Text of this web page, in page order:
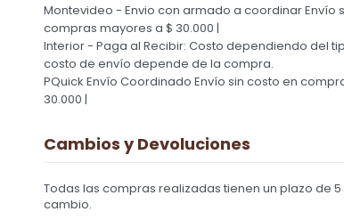
Montevideo - Envio con armado a coordinarEnvío
compras mayores a $ 30.000 |
Interior - Paga al Recibir: Costo dependiendo del
costo de envío depende de la compra.
PQuick Envío Coordinado Envío sin costo en
30.000 |
Cambios y Devoluciones
Todas las compras realizadas tienen un plazo de
cambio.